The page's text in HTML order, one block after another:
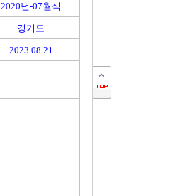
2020년-07월식
경기도
2023.08.21